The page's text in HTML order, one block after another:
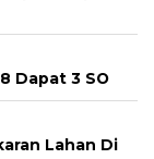
Dapat 3 SO
Lahan Di